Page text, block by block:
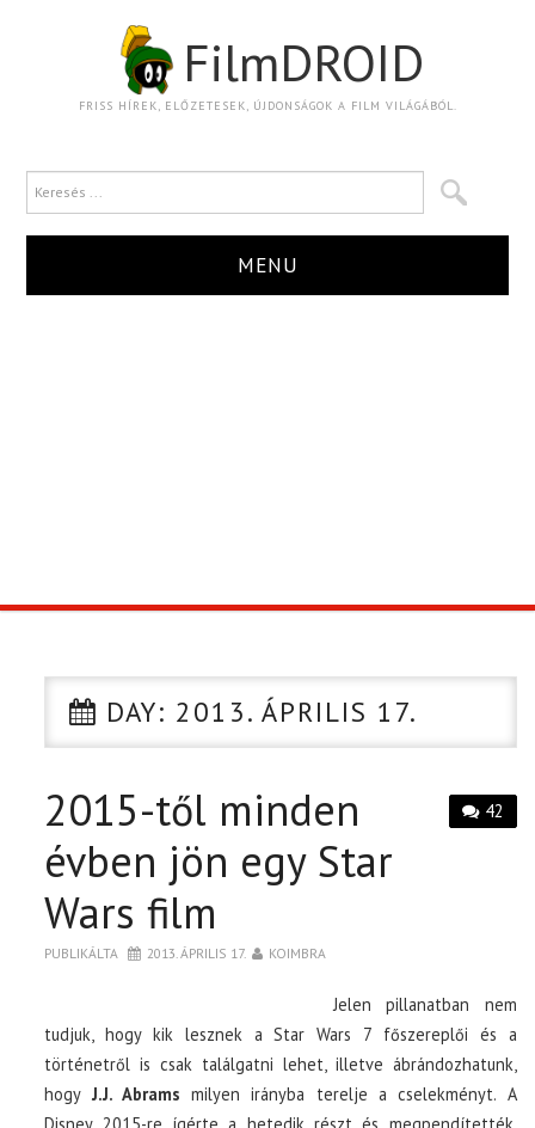
FilmDROID
FRISS HÍREK, ELŐZETESEK, ÚJDONSÁGOK A FILM VILÁGÁBÓL.
MENU
CIKK
PÓLÓ RENDELÉS
DAY: 2013. ÁPRILIS 17.
42
2015-től minden
évben jön egy Star
Wars film
PUBLIKÁLTA 2013. ÁPRILIS 17. KOIMBRA
Jelen pillanatban nem
tudjuk, hogy kik lesznek a Star Wars 7 főszereplői és a
történetről is csak találgatni lehet, illetve ábrándozhatunk,
hogy J.J. Abrams milyen irányba terelje a cselekményt. A